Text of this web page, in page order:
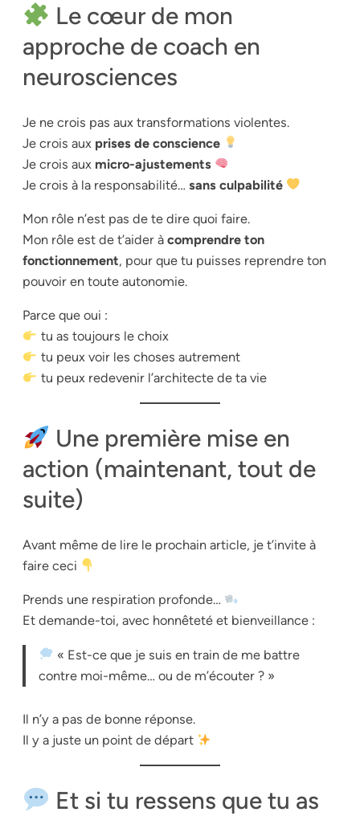
Le cœur de mon
approche de coach en
neurosciences
Je ne crois pas aux transformations violentes.
Je crois aux prises de conscience
Je crois aux micro-ajustements
Je crois à la responsabilité… sans culpabilité
Mon rôle n’est pas de te dire quoi faire.
Mon rôle est de t’aider à comprendre ton
fonctionnement, pour que tu puisses reprendre ton
pouvoir en toute autonomie.
Parce que oui :
tu as toujours le choix
tu peux voir les choses autrement
tu peux redevenir l’architecte de ta vie
Une première mise en
action (maintenant, tout de
suite)
Avant même de lire le prochain article, je t’invite à
faire ceci
Prends une respiration profonde…
Et demande-toi, avec honnêteté et bienveillance :
« Est-ce que je suis en train de me battre
contre moi-même… ou de m’écouter ? »
Il n’y a pas de bonne réponse.
Il y a juste un point de départ
Et si tu ressens que tu as